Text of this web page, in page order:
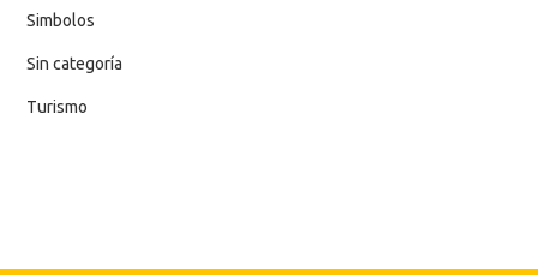
Simbolos
Sin categoría
Turismo